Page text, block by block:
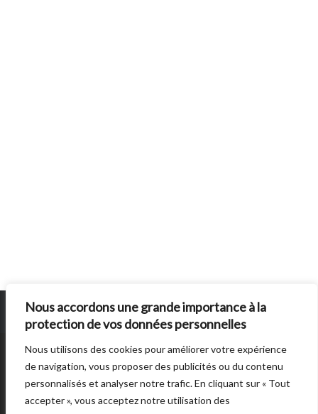
Nous accordons une grande importance à la
protection de vos données personnelles
Nous utilisons des cookies pour améliorer votre expérience
de navigation, vous proposer des publicités ou du contenu
personnalisés et analyser notre trafic. En cliquant sur « Tout
accepter », vous acceptez notre utilisation des
SUN BURNS OUTEST UN SITE ÉDITE PARAUTRES DIRECTIONS. © 2014 -
2026 -POLITIQUE DE CONFIDENTIALITÉ